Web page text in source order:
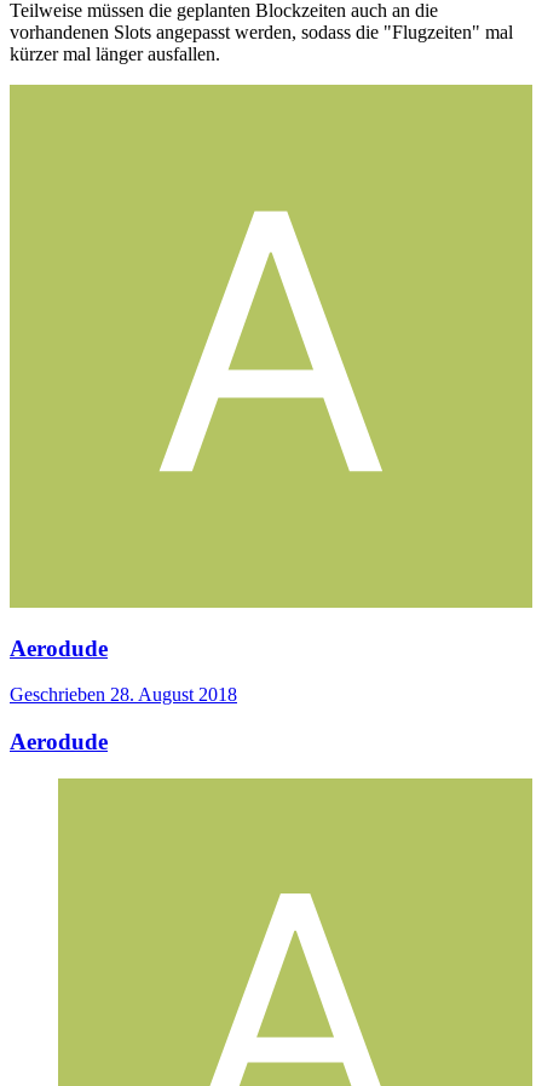
Teilweise müssen die geplanten Blockzeiten auch an die
vorhandenen Slots angepasst werden, sodass die "Flugzeiten" mal
kürzer mal länger ausfallen.
Aerodude
Geschrieben 28. August 2018
Aerodude